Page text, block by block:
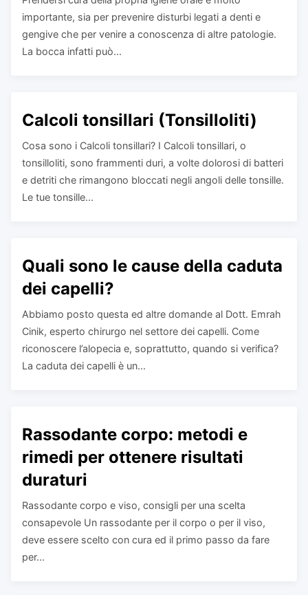
importante, sia per prevenire disturbi legati a denti e
gengive che per venire a conoscenza di altre patologie.
La bocca infatti può...
Calcoli tonsillari (Tonsilloliti)
Cosa sono i Calcoli tonsillari? I Calcoli tonsillari, o
tonsilloliti, sono frammenti duri, a volte dolorosi di batteri
e detriti che rimangono bloccati negli angoli delle tonsille.
Le tue tonsille...
Quali sono le cause della caduta
dei capelli?
Abbiamo posto questa ed altre domande al Dott. Emrah
Cinik, esperto chirurgo nel settore dei capelli. Come
riconoscere l’alopecia e, soprattutto, quando si verifica?
La caduta dei capelli è un...
Rassodante corpo: metodi e
rimedi per ottenere risultati
duraturi
Rassodante corpo e viso, consigli per una scelta
consapevole Un rassodante per il corpo o per il viso,
deve essere scelto con cura ed il primo passo da fare
per...